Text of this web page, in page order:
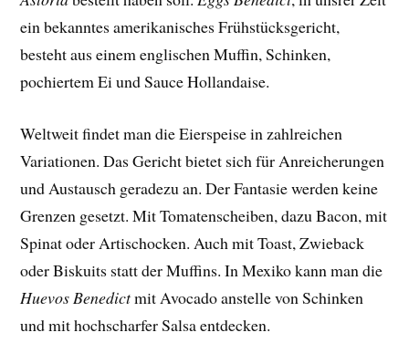
ein bekanntes amerikanisches Frühstücksgericht,
besteht aus einem englischen Muffin, Schinken,
pochiertem Ei und Sauce Hollandaise.
Weltweit findet man die Eierspeise in zahlreichen
Variationen. Das Gericht bietet sich für Anreicherungen
und Austausch geradezu an. Der Fantasie werden keine
Grenzen gesetzt. Mit Tomatenscheiben, dazu Bacon, mit
Spinat oder Artischocken. Auch mit Toast, Zwieback
oder Biskuits statt der Muffins. In Mexiko kann man die
Huevos Benedictmit Avocado anstelle von Schinken
und mit hochscharfer Salsa entdecken.